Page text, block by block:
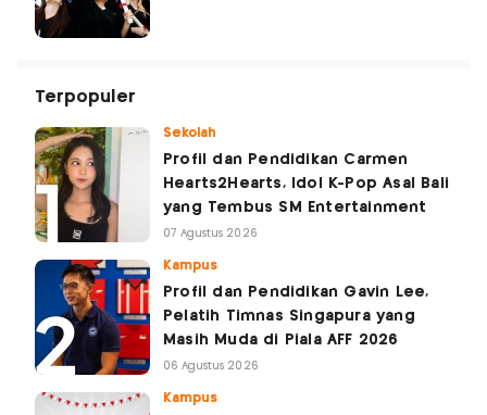
Terpopuler
Sekolah
Profil dan Pendidikan Carmen
Hearts2Hearts, Idol K-Pop Asal Bali
yang Tembus SM Entertainment
07 Agustus 2026
Kampus
Profil dan Pendidikan Gavin Lee,
Pelatih Timnas Singapura yang
Masih Muda di Piala AFF 2026
06 Agustus 2026
Kampus